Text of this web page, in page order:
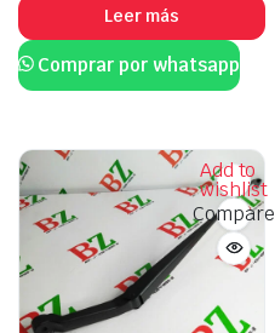
Leer más
Comprar por whatsapp
Add to
wishlist
Compare